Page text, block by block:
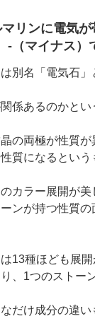
マリンに電気
-（マイナス）
別名「電気石」
係あるのかとい
の両極が性質
質になるという
のカラー展開が
ンが持つ性質
は13種ほども展
、1つのストー
だけ成分の違い